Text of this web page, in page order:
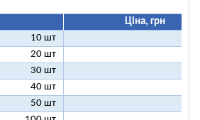
Ціна, грн
10 шт
20 шт
30 шт
40 шт
50 шт